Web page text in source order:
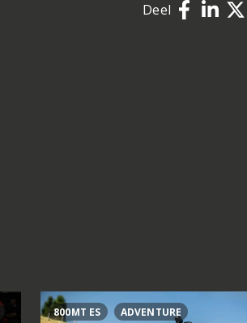
Deel
800MT ES ADVENTURE